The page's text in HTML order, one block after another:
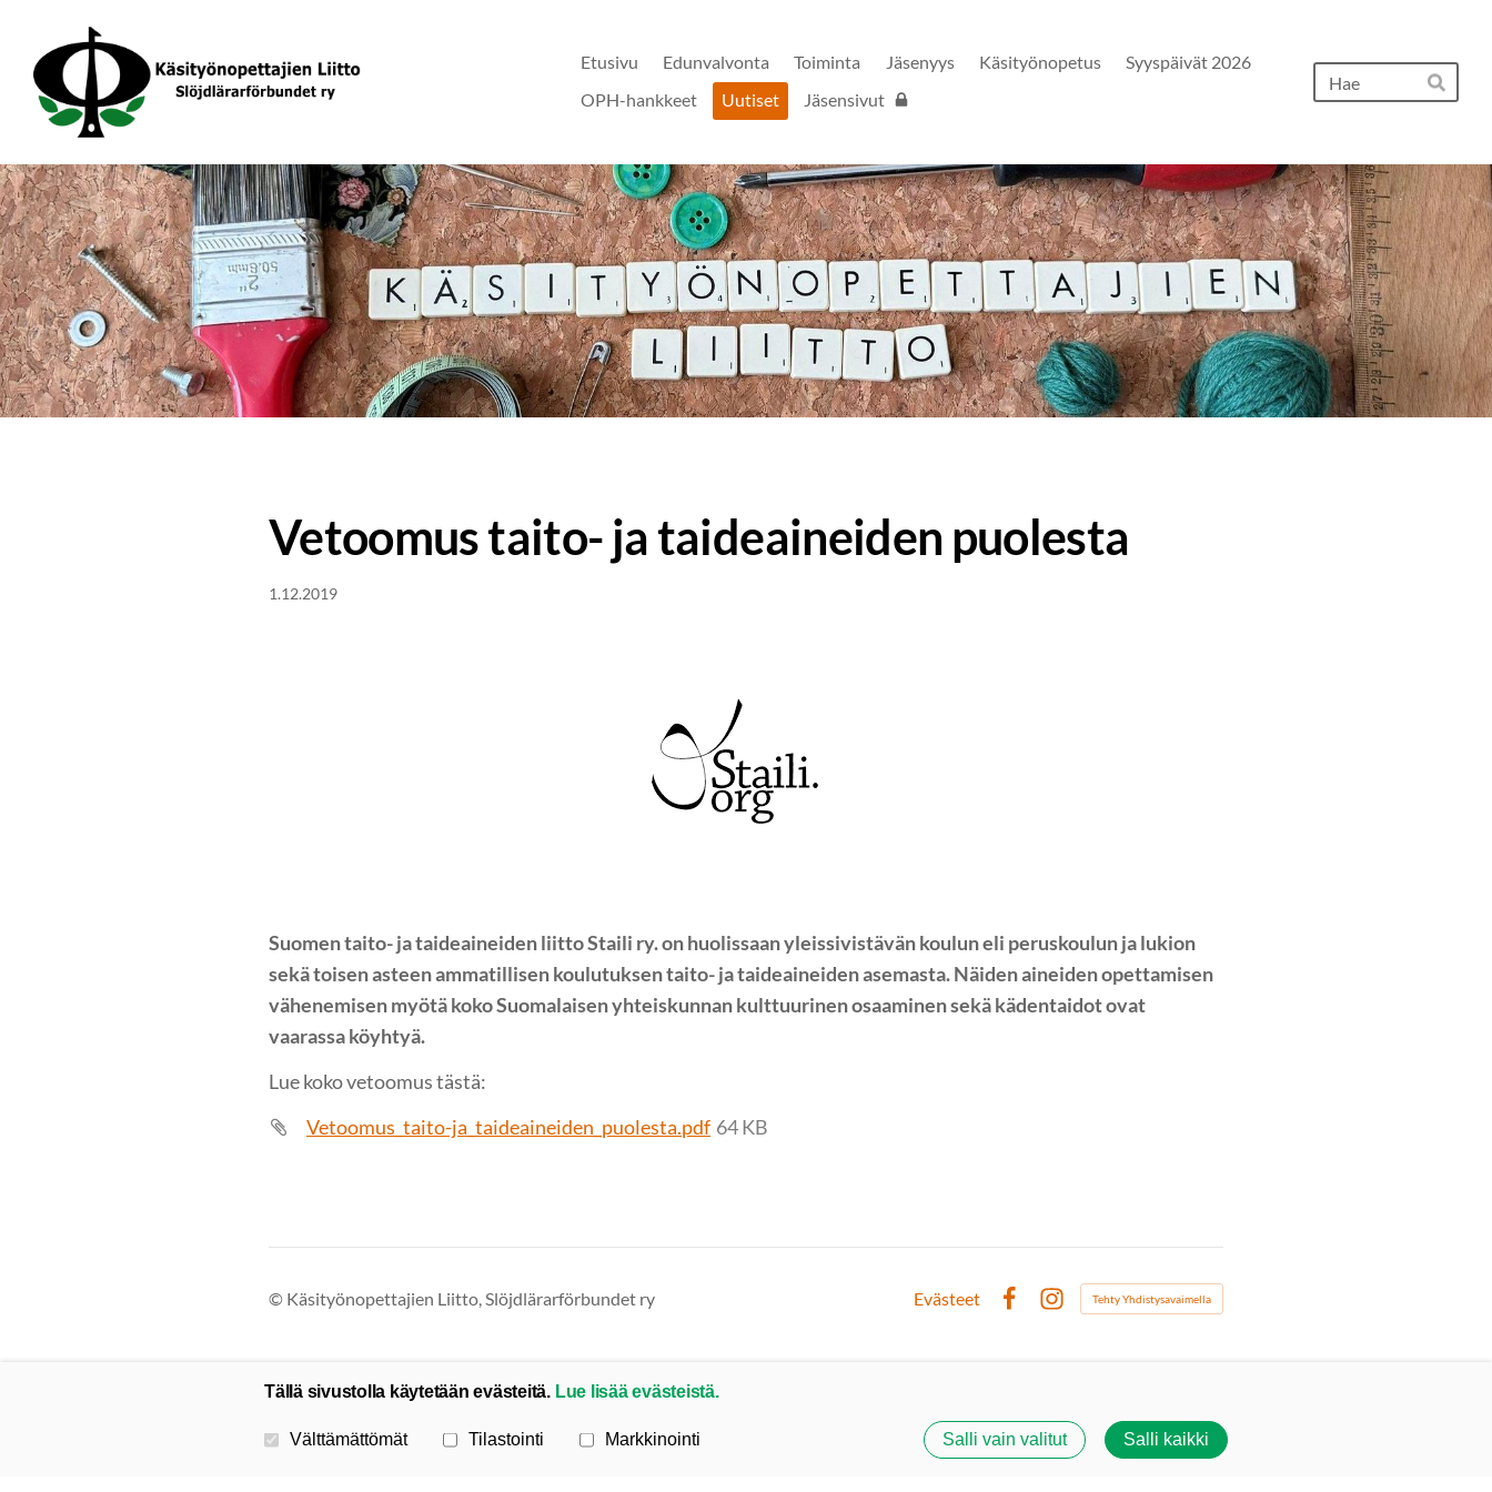
sivun
sisältöön
Käsityönopettajien Liitto
Etusivu Edunvalvonta Toiminta Jäsenyys Käsityönopetus
Syyspäivät 2026
OPH-hankkeet
Uutiset Jäsensivut Hae
Vetoomus taito- ja taideaineiden puolesta
1.12.2019
Suomen taito- ja taideaineiden liitto Staili ry. on huolissaan yleissivistävän koulun eli peruskoulun ja lukion
sekä toisen asteen ammatillisen koulutuksen taito- ja taideaineiden asemasta. Näiden aineiden opettamisen
vähenemisen myötä koko Suomalaisen yhteiskunnan kulttuurinen osaaminen sekä kädentaidot ovat
vaarassa köyhtyä.
Lue koko vetoomus tästä:
Vetoomus_taito-ja_taideaineiden_puolesta.pdf 64 KB
© Käsityönopettajien Liitto, Slöjdlärarförbundet ry
Evästeet
Instagram
Tehty Yhdistysavaimella
Tällä sivustolla käytetään evästeitä. Lue lisää evästeistä.
Valitse käytettävät evästeet
Välttämättömät Tilastointi Markkinointi Salli vain valitut Salli kaikki